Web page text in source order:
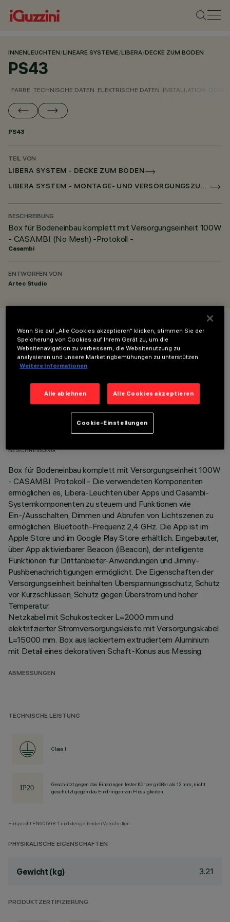
INNENLEUCHTEN/LINEARE SYSTEME/LIBERA/DECKE ZUM BODEN
PS43
FARBE TECHNISCHE DATEN ELEKTRISCHE DATEN INSTALLATION
PS43
TEIL VON
LIBERA SYSTEM - DECKE ZUM BODEN
LIBERA SYSTEM - MONTAGE- UND VERSORGUNGSZUBEHÖR
BESCHREIBUNG
Box für Bodeneinbau komplett mit Versorgungseinheit 100W
- CASAMBI (No Mesh) -Protokoll -
Casambi
ENTWORFEN VON
Artec Studio
FARBE
TECHNISCHE DATEN
LETZTES UPDATE: 05.08.2026
BESCHREIBUNG
Box für Bodeneinbau komplett mit Versorgungseinheit 100W
- CASAMBI. Protokoll - Die verwendeten Komponenten
ermöglichen es, Libera-Leuchten über Apps und Casambi-
Systemkomponenten zu steuern und Funktionen wie
Ein-/Ausschalten, Dimmen und Abrufen von Lichtszenen zu
ermöglichen. Bluetooth-Frequenz 2,4 GHz. Die App ist im
Apple Store und im Google Play Store erhältlich. Eingebauter,
über App aktivierbarer Beacon (iBeacon), der intelligente
Funktionen für Drittanbieter-Anwendungen und Jiminy-
Pushbenachrichtigungen ermöglicht. Die Eigenschaften der
Versorgungseinheit beinhalten Überspannungsschutz, Schutz
vor Kurzschlüssen, Schutz gegen Überstrom und hoher
Temperatur.
Netzkabel mit Schukostecker L=2000 mm und
elektrifzierter Stromversorgungsleiste mit Versorgungskabel
L=15000 mm. Box aus lackiertem extrudiertem Aluminium
mit Detail eines dekorativen Schaft-Konus aus Messing.
ABMESSUNGEN
TECHNISCHE LEISTUNG
Class I
Geschützt gegen das Eindringen fester Körper größer als 12 mm, nicht
geschützt gegen das Eindringen von Flüssigkeiten.
Entspricht EN60598-1 und den geltenden Vorschriften.
PHYSIKALISCHE EIGENSCHAFTEN
Gewicht (kg) 3.21
PRODUKTZERTIFIZIERUNG
Wenn Sie auf „Alle Cookies akzeptieren“ klicken, stimmen Sie der
Speicherung von Cookies auf Ihrem Gerät zu, um die
Websitenavigation zu verbessern, die Websitenutzung zu
analysieren und unsere Marketingbemühungen zu unterstützen.
Weitere Informationen
Alle ablehnen Alle Cookies akzeptieren
Cookie-Einstellungen